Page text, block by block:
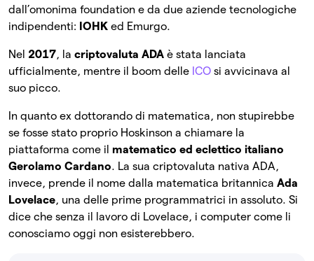
dall’omonima foundation e da due aziende tecnologiche
indipendenti: IOHK ed Emurgo.
Nel 2017, la criptovaluta ADA è stata lanciata
ufficialmente, mentre il boom delle ICO si avvicinava al
suo picco.
In quanto ex dottorando di matematica, non stupirebbe
se fosse stato proprio Hoskinson a chiamare la
piattaforma come il matematico ed eclettico italiano
Gerolamo Cardano. La sua criptovaluta nativa ADA,
invece, prende il nome dalla matematica britannica Ada
Lovelace, una delle prime programmatrici in assoluto. Si
dice che senza il lavoro di Lovelace, i computer come li
conosciamo oggi non esisterebbero.